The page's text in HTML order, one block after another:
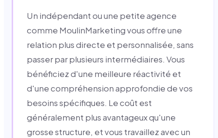
Un indépendant ou une petite agence
comme MoulinMarketing vous offre une
relation plus directe et personnalisée, sans
passer par plusieurs intermédiaires. Vous
bénéficiez d'une meilleure réactivité et
d'une compréhension approfondie de vos
besoins spécifiques. Le coût est
généralement plus avantageux qu'une
grosse structure, et vous travaillez avec un